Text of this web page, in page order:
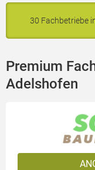
30 Fachbetriebe
Premium
Adelshofen